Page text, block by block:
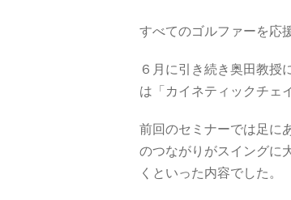
すべてのゴルファーを応
６月に引き続き奥田教授
は「カイネティックチェ
前回のセミナーでは足に
のつながりがスイングに
くといった内容でした。